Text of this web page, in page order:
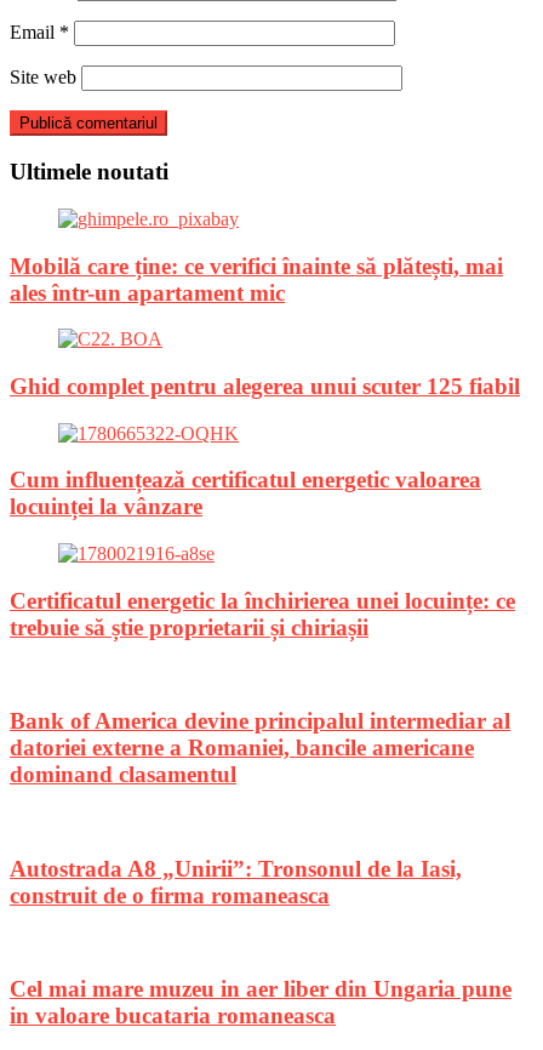
Email *
Site web
Ultimele noutati
Mobilă care ține: ce verifici înainte să plătești, mai
ales într-un apartament mic
Ghid complet pentru alegerea unui scuter 125 fiabil
Cum influențează certificatul energetic valoarea
locuinței la vânzare
Certificatul energetic la închirierea unei locuințe: ce
trebuie să știe proprietarii și chiriașii
Bank of America devine principalul intermediar al
datoriei externe a Romaniei, bancile americane
dominand clasamentul
Autostrada A8 „Unirii”: Tronsonul de la Iasi,
construit de o firma romaneasca
Cel mai mare muzeu in aer liber din Ungaria pune
in valoare bucataria romaneasca